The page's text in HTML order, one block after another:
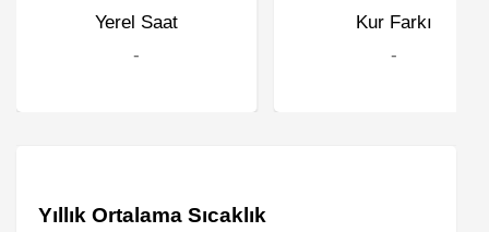
Yerel Saat
-
Kur Farkı
-
Yıllık Ortalama Sıcaklık